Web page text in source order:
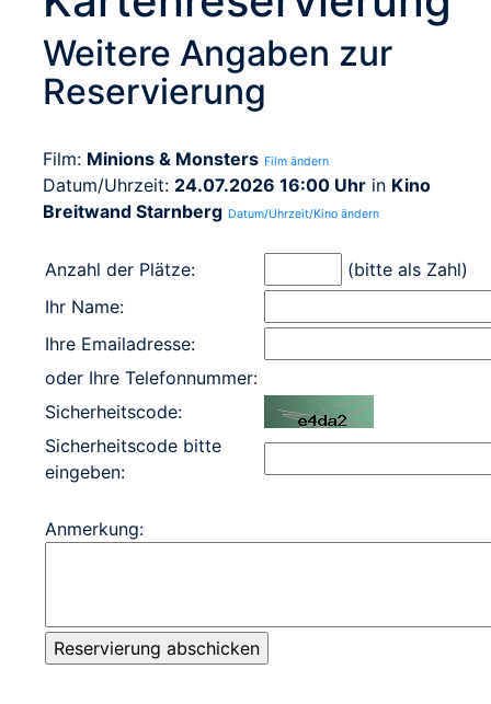
Weitere Angaben zur
Reservierung
Film: Minions & Monsters Film ändern
Datum/Uhrzeit: 24.07.2026 16:00 Uhr in Kino
Breitwand Starnberg Datum/Uhrzeit/Kino ändern
Anzahl der Plätze:
(bitte als Zahl)
Ihr Name:
Ihre Emailadresse:
oder Ihre Telefonnummer:
Sicherheitscode:
Sicherheitscode bitte
eingeben:
Anmerkung: